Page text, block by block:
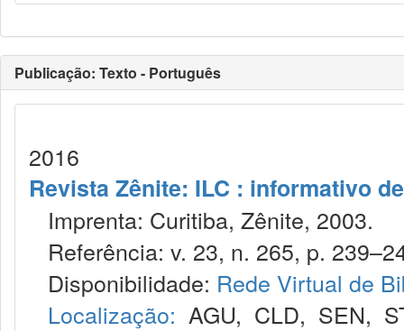
Publicação: Texto - Português
2016
Revista Zênite: ILC : informativo
Imprenta: Curitiba, Zênite, 2003.
Referência: v. 23, n. 265, p.
Disponibilidade: Rede Virtual de
Localização: AGU, CLD, SEN,